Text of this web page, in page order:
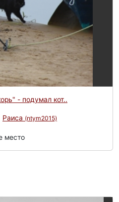
- подумал кот..
Раиса (ntym2015)
место